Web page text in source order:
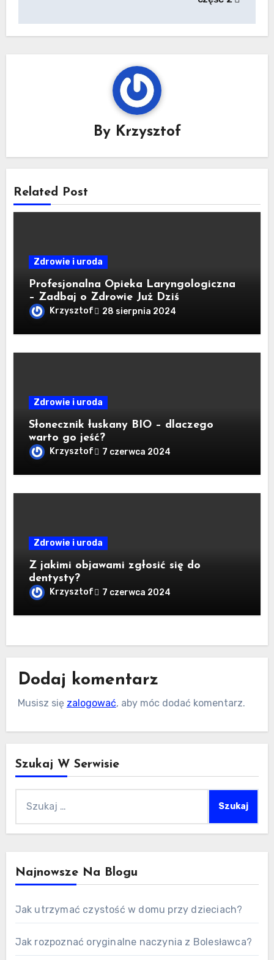
By Krzysztof
Related Post
Zdrowie i uroda
Profesjonalna Opieka Laryngologiczna
– Zadbaj o Zdrowie Już Dziś
Krzysztof 28 sierpnia 2024
Zdrowie i uroda
Słonecznik łuskany BIO – dlaczego
warto go jeść?
Krzysztof 7 czerwca 2024
Zdrowie i uroda
Z jakimi objawami zgłosić się do
dentysty?
Krzysztof 7 czerwca 2024
Dodaj komentarz
Musisz się zalogować, aby móc dodać komentarz.
Szukaj W Serwisie
Najnowsze Na Blogu
Jak utrzymać czystość w domu przy dzieciach?
Jak rozpoznać oryginalne naczynia z Bolesławca?